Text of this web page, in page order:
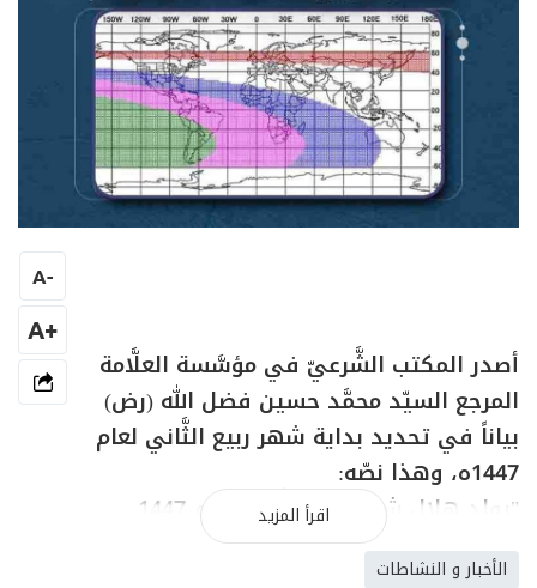
أصدر المكتب الشَّرعيّ في مؤسَّسة العلَّامة
المرجع السيّد محمَّد حسين فضل الله (رض)
بياناً في تحديد بداية شهر ربيع الثَّاني لعام
1447ه، وهذا نصّه:
"يولد هلال شهر ربيع الثَّاني لعام 1447
(الاقتران المركزي) يوم الأحد في الحادي
اقرأ المزيد
-
A
+A
الأخبار و النشاطات